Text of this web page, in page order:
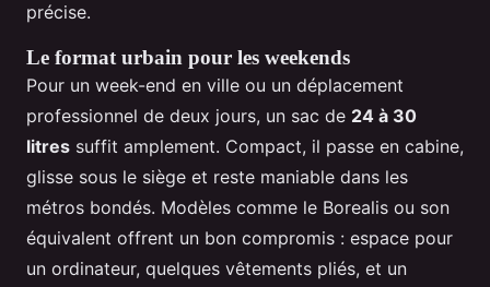
précise.
Le format urbain pour les weekends
Pour un week-end en ville ou un déplacement
professionnel de deux jours, un sac de 24 à 30
litres suffit amplement. Compact, il passe en cabine,
glisse sous le siège et reste maniable dans les
métros bondés. Modèles comme le Borealis ou son
équivalent offrent un bon compromis : espace pour
un ordinateur, quelques vêtements pliés, et un